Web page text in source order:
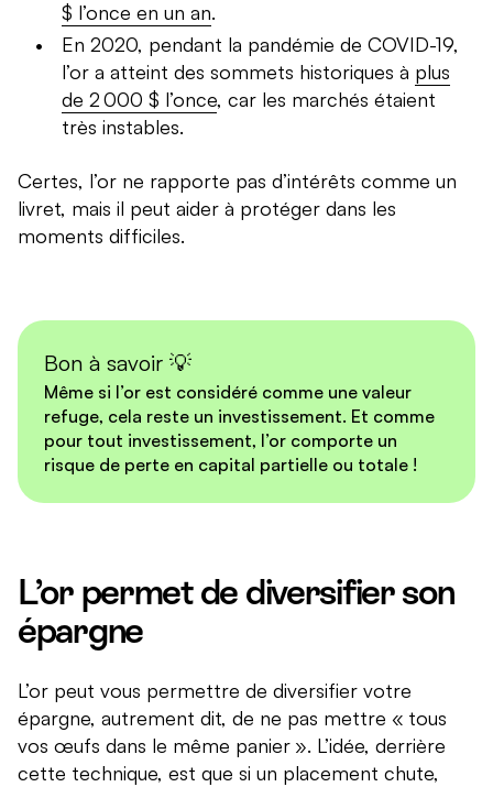
$ l’once en un an.
En 2020, pendant la pandémie de COVID-19,
l’or a atteint des sommets historiques à plus
de 2 000 $ l’once, car les marchés étaient
très instables.
Certes, l’or ne rapporte pas d’intérêts comme un
livret, mais il peut aider à protéger dans les
moments difficiles.
Bon à savoir 💡
Même si l’or est considéré comme une valeur
refuge, cela reste un investissement. Et comme
pour tout investissement, l’or comporte un
risque de perte en capital partielle ou totale !
L’or permet de diversifier son
épargne
L’or peut vous permettre de diversifier votre
épargne, autrement dit, de ne pas mettre « tous
vos œufs dans le même panier ». L’idée, derrière
cette technique, est que si un placement chute,